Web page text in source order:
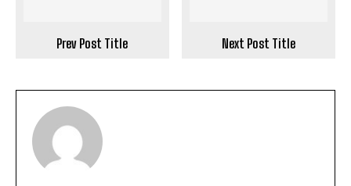
Prev Post Title Next Post Title